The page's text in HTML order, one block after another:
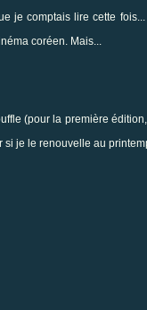
je comptais lire cette
coréen. Mais...
(pour la première édition
je le renouvelle au